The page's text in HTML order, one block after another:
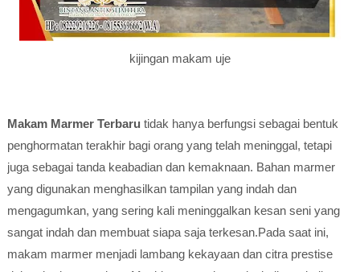
kijingan makam uje
Makam Marmer Terbaru tidak hanya berfungsi sebagai bentuk
penghormatan terakhir bagi orang yang telah meninggal, tetapi
juga sebagai tanda keabadian dan kemaknaan. Bahan marmer
yang digunakan menghasilkan tampilan yang indah dan
mengagumkan, yang sering kali meninggalkan kesan seni yang
sangat indah dan membuat siapa saja terkesan.Pada saat ini,
makam marmer menjadi lambang kekayaan dan citra prestise